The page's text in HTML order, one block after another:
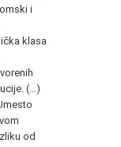
i
klasa
(…)
od